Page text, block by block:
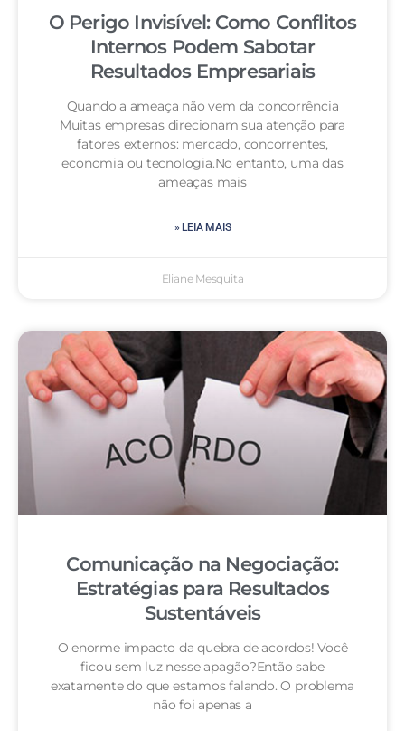
O Perigo Invisível: Como Conflitos
Internos Podem Sabotar
Resultados Empresariais
Quando a ameaça não vem da concorrência
Muitas empresas direcionam sua atenção para
fatores externos: mercado, concorrentes,
economia ou tecnologia.No entanto, uma das
ameaças mais
» LEIA MAIS
Eliane Mesquita
Comunicação na Negociação:
Estratégias para Resultados
Sustentáveis
O enorme impacto da quebra de acordos! Você
ficou sem luz nesse apagão?Então sabe
exatamente do que estamos falando. O problema
não foi apenas a